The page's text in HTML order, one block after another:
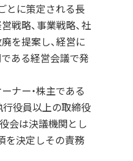
とに策定される長
戦略、事業戦略、社
を提案し、経営に
ある経営会議で発
ナー・株主である
行役員以上の取締役
会は決議機関とし
を決定しその責務